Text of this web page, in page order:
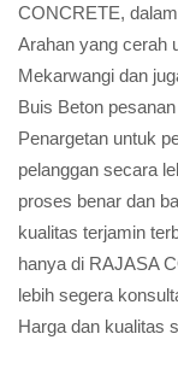
CONCRETE,
Arahan yang cerah
Mekarwangi dan
Buis Beton
Penargetan untuk
pelanggan secara
proses benar dan
kualitas terjamin
hanya di RAJASA
lebih segera
Harga dan kualitas